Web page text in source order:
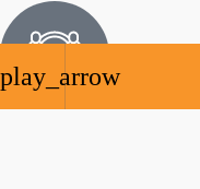
play_arrow